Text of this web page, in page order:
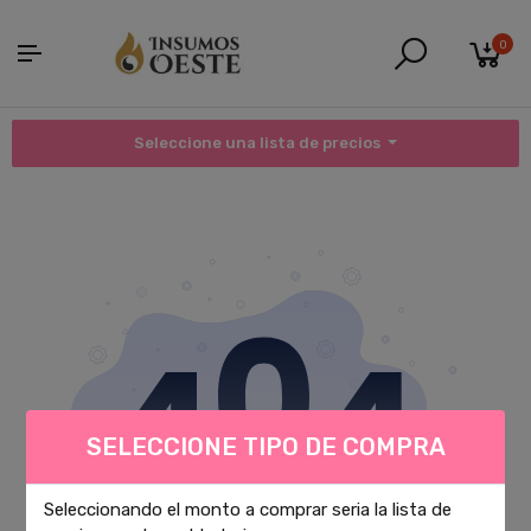
0
Seleccione una lista de precios
SELECCIONE TIPO DE COMPRA
Seleccionando el monto a comprar seria la lista de